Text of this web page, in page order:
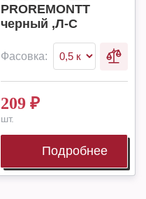
PROREMONTT
черный ,Л-С
Фасовка:
209 ₽
шт.
Подробнее